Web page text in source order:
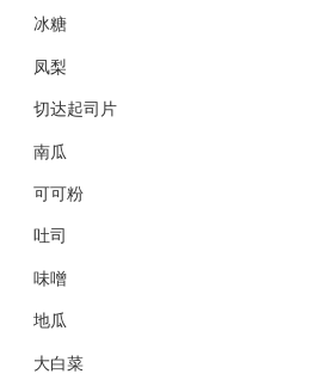
冰糖
凤梨
切达起司片
南瓜
可可粉
吐司
味噌
地瓜
大白菜